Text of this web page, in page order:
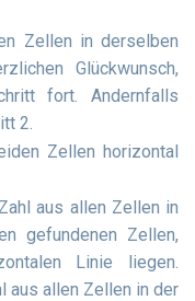
Zellen in derselben
Glückwunsch,
fort. Andernfalls
2.
Zellen horizontal
aus allen Zellen in
gefundenen Zellen,
Linie liegen.
aus allen Zellen in der